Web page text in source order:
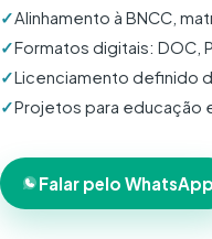
Alinhamento à BNCC,
Formatos digitais: DOC,
Licenciamento definido
Projetos para educação
Falar pelo WhatsApp